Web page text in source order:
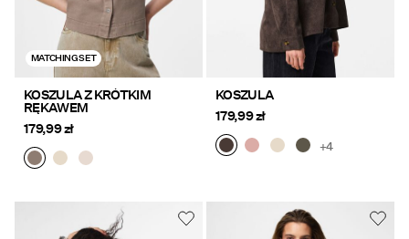
MATCHING SET
KOSZULA Z KRÓTKIM
RĘKAWEM
179,99 zł
KOSZULA
179,99 zł
+4